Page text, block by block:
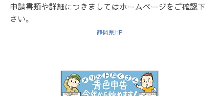
申請書類や詳細につきましてはホームページをご確認下
さい。
静岡県HP